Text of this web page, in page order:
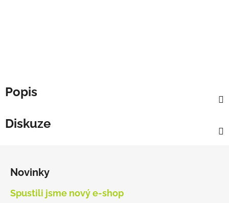
Popis
Diskuze
Novinky
Spustili jsme nový e-shop